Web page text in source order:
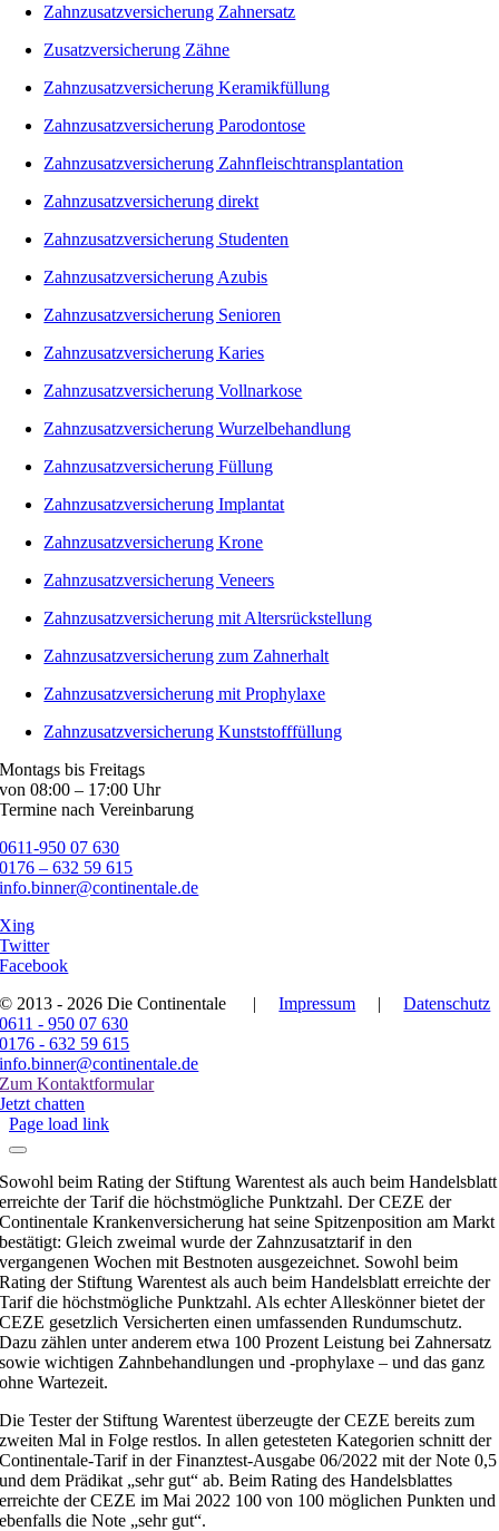
Zahnzusatzversicherung Zahnersatz
Zusatzversicherung Zähne
Zahnzusatzversicherung Keramikfüllung
Zahnzusatzversicherung Parodontose
Zahnzusatzversicherung Zahnfleischtransplantation
Zahnzusatzversicherung direkt
Zahnzusatzversicherung Studenten
Zahnzusatzversicherung Azubis
Zahnzusatzversicherung Senioren
Zahnzusatzversicherung Karies
Zahnzusatzversicherung Vollnarkose
Zahnzusatzversicherung Wurzelbehandlung
Zahnzusatzversicherung Füllung
Zahnzusatzversicherung Implantat
Zahnzusatzversicherung Krone
Zahnzusatzversicherung Veneers
Zahnzusatzversicherung mit Altersrückstellung
Zahnzusatzversicherung zum Zahnerhalt
Zahnzusatzversicherung mit Prophylaxe
Zahnzusatzversicherung Kunststofffüllung
Montags bis Freitags
von 08:00 – 17:00 Uhr
Termine nach Vereinbarung
0611-950 07 630
0176 – 632 59 615
info.binner@continentale.de
Xing
Twitter
Facebook
© 2013 - 2026 Die Continentale
| Impressum |
Datenschutz
0611 - 950 07 630
0176 - 632 59 615
info.binner@continentale.de
Zum Kontaktformular
Jetzt chatten
Page load link
Sowohl beim Rating der Stiftung Warentest als auch beim Handelsblatt
erreichte der Tarif die höchstmögliche Punktzahl. Der CEZE der
Continentale Krankenversicherung hat seine Spitzenposition am Markt
bestätigt: Gleich zweimal wurde der Zahnzusatztarif in den
vergangenen Wochen mit Bestnoten ausgezeichnet. Sowohl beim
Rating der Stiftung Warentest als auch beim Handelsblatt erreichte der
Tarif die höchstmögliche Punktzahl. Als echter Alleskönner bietet der
CEZE gesetzlich Versicherten einen umfassenden Rundumschutz.
Dazu zählen unter anderem etwa 100 Prozent Leistung bei Zahnersatz
sowie wichtigen Zahnbehandlungen und -prophylaxe – und das ganz
ohne Wartezeit.
Die Tester der Stiftung Warentest überzeugte der CEZE bereits zum
zweiten Mal in Folge restlos. In allen getesteten Kategorien schnitt der
Continentale-Tarif in der Finanztest-Ausgabe 06/2022 mit der Note 0,5
und dem Prädikat „sehr gut“ ab. Beim Rating des Handelsblattes
erreichte der CEZE im Mai 2022 100 von 100 möglichen Punkten und
ebenfalls die Note „sehr gut“.